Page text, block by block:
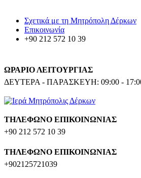
Σχετικά με τη Μητρόπολη Δέρκων
Επικοινωνία
+90 212 572 10 39
ΩΡΑΡΙΟ ΛΕΙΤΟΥΡΓΙΑΣ
ΔΕΥΤΕΡΑ - ΠΑΡΑΣΚΕΥΗ: 09:00 -
ΤΗΛΕΦΩΝΟ ΕΠΙΚΟΙΝΩΝΙΑΣ
+90 212 572 10 39
ΤΗΛΕΦΩΝΟ ΕΠΙΚΟΙΝΩΝΙΑΣ
+902125721039